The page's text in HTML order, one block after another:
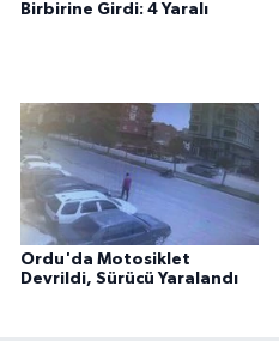
Birbirine Girdi: 4 Yaralı
Ordu'da Motosiklet
Devrildi, Sürücü Yaralandı